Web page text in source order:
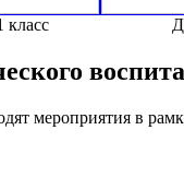
класс
мероприятия в